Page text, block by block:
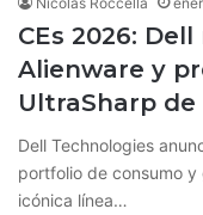
CEs 2026:
Alienware y
UltraSharp
Dell Technologies
portfolio de consumo
icónica línea…